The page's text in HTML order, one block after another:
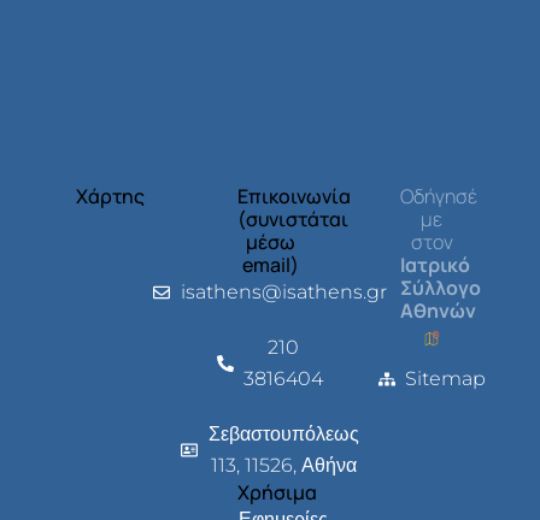
Χάρτης
Επικοινωνία
(συνιστάται
μέσω
email)
isathens@isathens.gr
210
3816404
Σεβαστουπόλεως
113, 11526, Αθήνα
Χρήσιμα
Οδήγησέ
με
στον
Ιατρικό
Σύλλογο
Αθηνών
Sitemap